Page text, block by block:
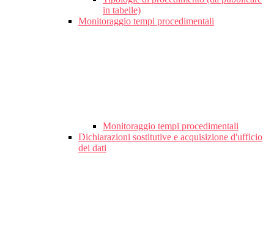
in tabelle)
Monitoraggio tempi procedimentali
Monitoraggio tempi procedimentali
Dichiarazioni sostitutive e acquisizione d'ufficio
dei dati